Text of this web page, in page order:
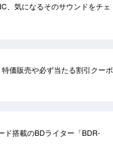
、気になるそのサウンドをチェ
価販売や必ず当たる割引クーポ
ド搭載のBDライター「BDR-